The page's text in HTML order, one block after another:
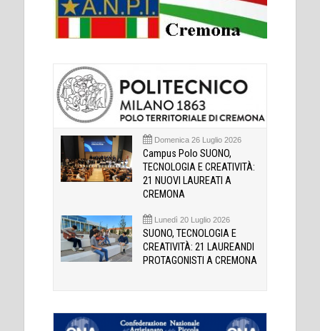
Domenica 26 Luglio 2026
Campus Polo SUONO,
TECNOLOGIA E CREATIVITÀ:
21 NUOVI LAUREATI A
CREMONA
Lunedì 20 Luglio 2026
SUONO, TECNOLOGIA E
CREATIVITÀ: 21 LAUREANDI
PROTAGONISTI A CREMONA